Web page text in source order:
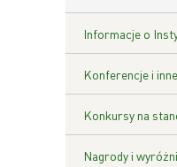
Informacje o
Konferencje i
Konkursy na
Nagrody i